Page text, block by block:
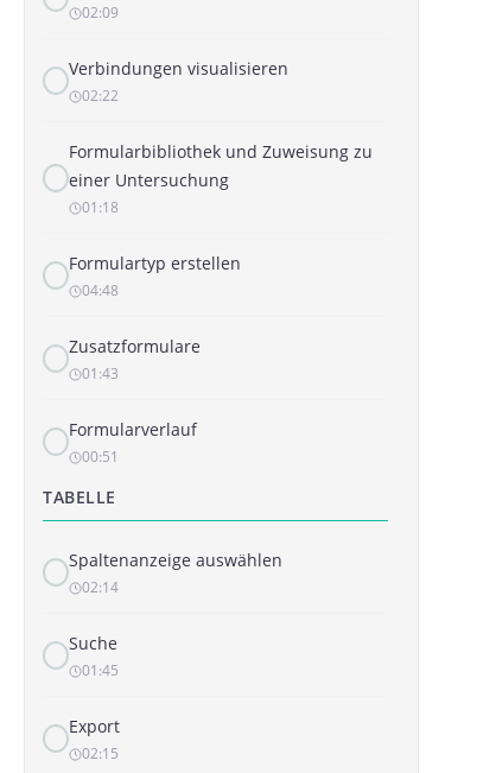
02:09
Verbindungen visualisieren
02:22
Formularbibliothek und Zuweisung zu
einer Untersuchung
01:18
Formulartyp erstellen
04:48
Zusatzformulare
01:43
Formularverlauf
00:51
TABELLE
Spaltenanzeige auswählen
02:14
Suche
01:45
Export
02:15